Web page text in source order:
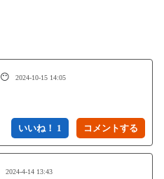
😶 2024-10-15 14:05
いいね！ 1
2024-4-14 13:43